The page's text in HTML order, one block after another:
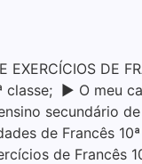
EXERCÍCIOS DE
classe; ▶ O meu
secundário
de Francês
de Francês